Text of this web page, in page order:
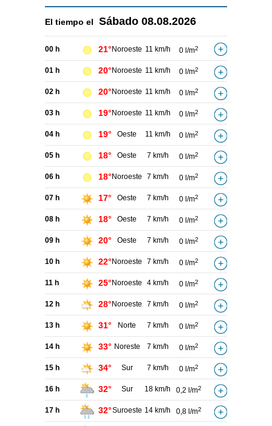
El tiempo el Sábado 08.08.2026
00 h 21° Noroeste 11 km/h 0 l/m2
01 h 20° Noroeste 11 km/h 0 l/m2
02 h 20° Noroeste 11 km/h 0 l/m2
03 h 19° Noroeste 11 km/h 0 l/m2
04 h 19° Oeste 11 km/h 0 l/m2
05 h 18° Oeste 7 km/h 0 l/m2
06 h 18° Noroeste 7 km/h 0 l/m2
07 h 17° Oeste 7 km/h 0 l/m2
08 h 18° Oeste 7 km/h 0 l/m2
09 h 20° Oeste 7 km/h 0 l/m2
10 h 22° Noroeste 7 km/h 0 l/m2
11 h 25° Noroeste 4 km/h 0 l/m2
12 h 28° Noroeste 7 km/h 0 l/m2
13 h 31° Norte 7 km/h 0 l/m2
14 h 33° Noreste 7 km/h 0 l/m2
15 h 34° Sur 7 km/h 0 l/m2
16 h 32° Sur 18 km/h 0,2 l/m2
17 h 32°Suroeste 14 km/h 0,8 l/m2